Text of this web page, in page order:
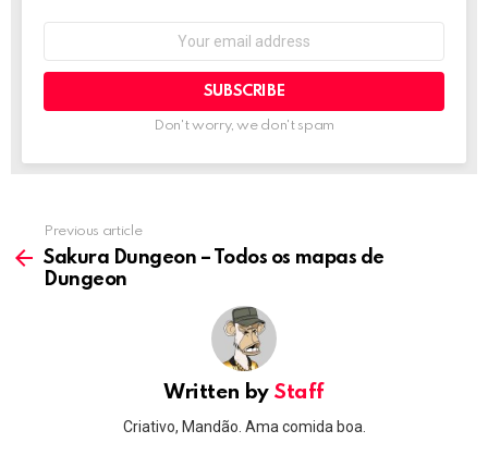
Don't worry, we don't spam
more
Previous article
Sakura Dungeon – Todos os mapas de
Dungeon
Written by Staff
Criativo, Mandão. Ama comida boa.